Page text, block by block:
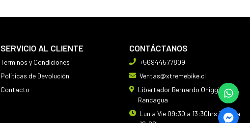
SERVICIO AL CLIENTE
Terminos y Condiciones
Políticas de Devolución
Contacto
CONTÁCTANOS
+56944577809
Ventas@xtremebike.cl
Libertador Bernardo Ohiggins 410,
Rancagua
Lun a Vie 09:30 a 13:30hrs 14:30 a